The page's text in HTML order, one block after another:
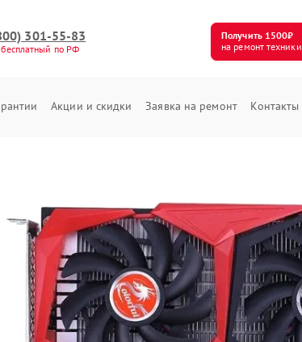
301-55-83
бесплатный по РФ
Получить 1500₽
на ремонт техники
Акции и скидки Заявка на ремонт Контакты